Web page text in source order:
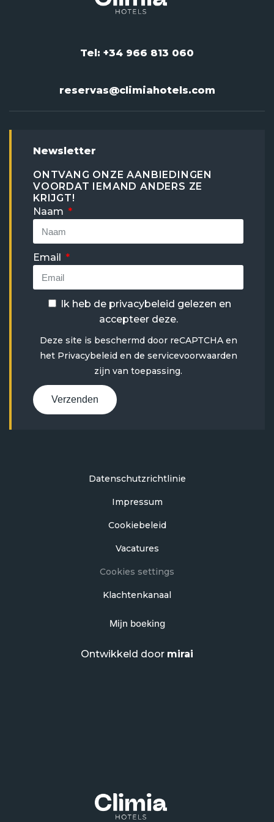
Tel: +34 966 813 060
reservas@climiahotels.com
Newsletter
ONTVANG ONZE AANBIEDINGEN
VOORDAT IEMAND ANDERS ZE
KRIJGT!
Naam
Email
Ik heb de privacybeleid gelezen en
accepteer deze.
Deze site is beschermd door reCAPTCHA en
het Privacybeleid en de servicevoorwaarden
zijn van toepassing.
Verzenden
Datenschutzrichtlinie
Impressum
Cookiebeleid
Vacatures
Cookies settings
Klachtenkanaal
Mijn boeking
Ontwikkeld door mirai